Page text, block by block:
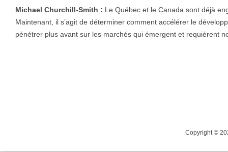
Michael Churchill-Smith : Le Québec et le Canada sont déjà
Maintenant, il s’agit de déterminer comment accélérer le
pénétrer plus avant sur les marchés qui émergent et requièrent
Copyright ©